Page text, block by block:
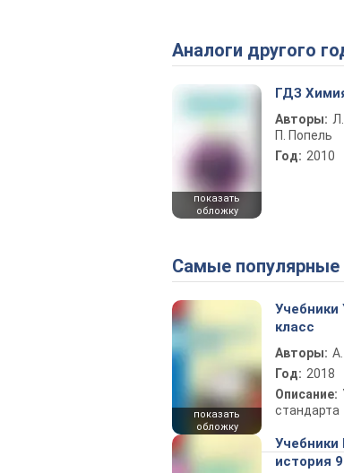
Аналоги другого
показать
обложку
ГДЗ
Авторы:
П. Попель
Год: 2010
Самые популярные
показать
обложку
Учебники
класс
Авторы:
Год: 2018
Описание:
стандарта
Учебники
история